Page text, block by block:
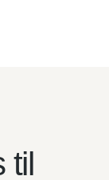
til